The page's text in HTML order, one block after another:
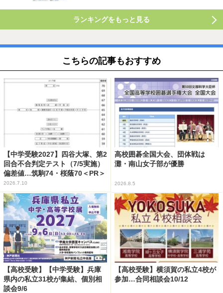
ランキングをもっと見る
こちらの記事もおすすめ
【中学受験2027】四谷大塚、第2
回合不合判定テスト（7/5実施）
偏差値…筑駒74・桜蔭70＜PR＞
2026.7.10
高校囲碁全国大会、団体戦は
灘・南山女子部が優勝
2026.8.5
【高校受験】【中学受験】兵庫
県内の私立31校が集結、個別相
談会9/6
【高校受験】横須賀の私立4校が
参加…合同相談会10/12